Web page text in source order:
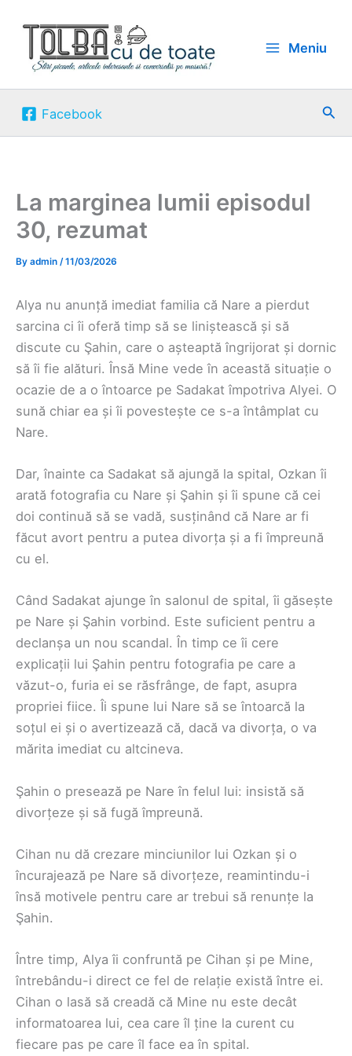
content
Meniu
Facebook
La marginea lumii episodul
30, rezumat
By admin /11/03/2026
Alya nu anunță imediat familia că Nare a pierdut
sarcina ci îi oferă timp să se liniștească și să
discute cu Şahin, care o așteaptă îngrijorat și dornic
să îi fie alături. Însă Mine vede în această situație o
ocazie de a o întoarce pe Sadakat împotriva Alyei. O
sună chiar ea și îi povestește ce s-a întâmplat cu
Nare.
Dar, înainte ca Sadakat să ajungă la spital, Ozkan îi
arată fotografia cu Nare și Şahin și îi spune că cei
doi continuă să se vadă, susținând că Nare ar fi
făcut avort pentru a putea divorța și a fi împreună
cu el.
Când Sadakat ajunge în salonul de spital, îi găsește
pe Nare și Şahin vorbind. Este suficient pentru a
declanșa un nou scandal. În timp ce îi cere
explicații lui Şahin pentru fotografia pe care a
văzut-o, furia ei se răsfrânge, de fapt, asupra
propriei fiice. Îi spune lui Nare să se întoarcă la
soțul ei și o avertizează că, dacă va divorța, o va
mărita imediat cu altcineva.
Şahin o presează pe Nare în felul lui: insistă să
divorțeze și să fugă împreună.
Cihan nu dă crezare minciunilor lui Ozkan și o
încurajează pe Nare să divorțeze, reamintindu-i
însă motivele pentru care ar trebui să renunțe la
Şahin.
Între timp, Alya îi confruntă pe Cihan și pe Mine,
întrebându-i direct ce fel de relație există între ei.
Cihan o lasă să creadă că Mine nu este decât
informatoarea lui, cea care îl ține la curent cu
fiecare pas pe care îl face ea în spital.